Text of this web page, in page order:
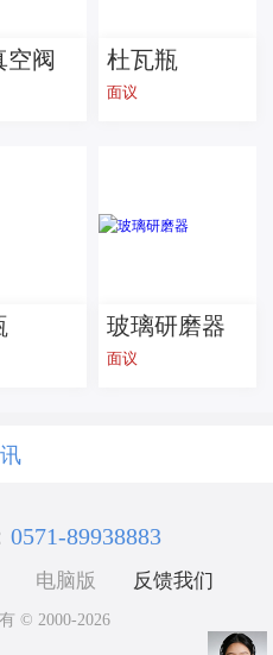
空阀 杜瓦瓶
面议
玻璃研磨器
面议
0571-89938883
电脑版 反馈我们
© 2000-2026